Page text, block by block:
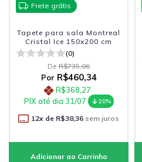
Frete grátis
Tapete para sala Montreal
Cristal Ice 150x200 cm
(0)
De R$735,06
Por R$460,34
R$368,27
PIX até dia 31/07
20%
12x de R$38,36 sem juros